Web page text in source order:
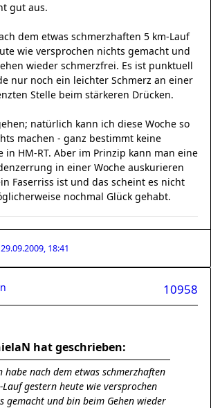
gut aus.
dem etwas schmerzhaften 5 km-Lauf
wie versprochen nichts gemacht und
wieder schmerzfrei. Es ist punktuell
nur noch ein leichter Schmerz an einer
Stelle beim stärkeren Drücken.
natürlich kann ich diese Woche so
machen - ganz bestimmt keine
in HM-RT. Aber im Prinzip kann man eine
in einer Woche auskurieren
Faserriss ist und das scheint es nicht
nochmal Glück gehabt.
29.09.2009, 18:41
10958
hat geschrieben:
habe nach dem etwas schmerzhaften
Lauf gestern heute wie versprochen
gemacht und bin beim Gehen wieder